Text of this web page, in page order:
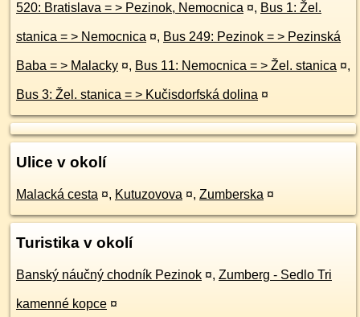
520: Bratislava = > Pezinok, Nemocnica ¤, Bus 1: Žel.
stanica = > Nemocnica ¤, Bus 249: Pezinok = > Pezinská
Baba = > Malacky ¤, Bus 11: Nemocnica = > Žel. stanica ¤,
Bus 3: Žel. stanica = > Kučisdorfská dolina ¤
Ulice v okolí
Malacká cesta ¤, Kutuzovova ¤, Zumberska ¤
Turistika v okolí
Banský náučný chodník Pezinok ¤, Zumberg - Sedlo Tri
kamenné kopce ¤